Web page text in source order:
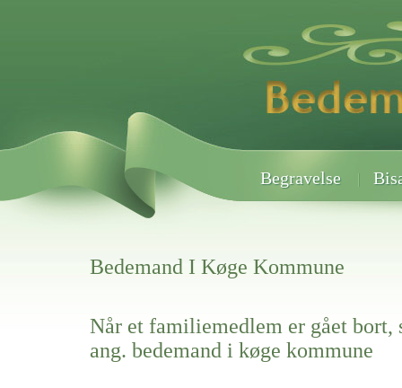
Begravelse
Bedemand I Køge Kommune
Når et familiemedlem er gået bort,
ang. bedemand i køge kommune